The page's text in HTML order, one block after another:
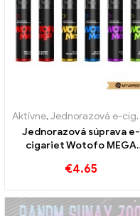
Aktívne,Jednorazová e-cigareta s nikotínom
Jednorazová súprava e-
cigariet Wotofo MEGA
predaj na mieru
€4.65